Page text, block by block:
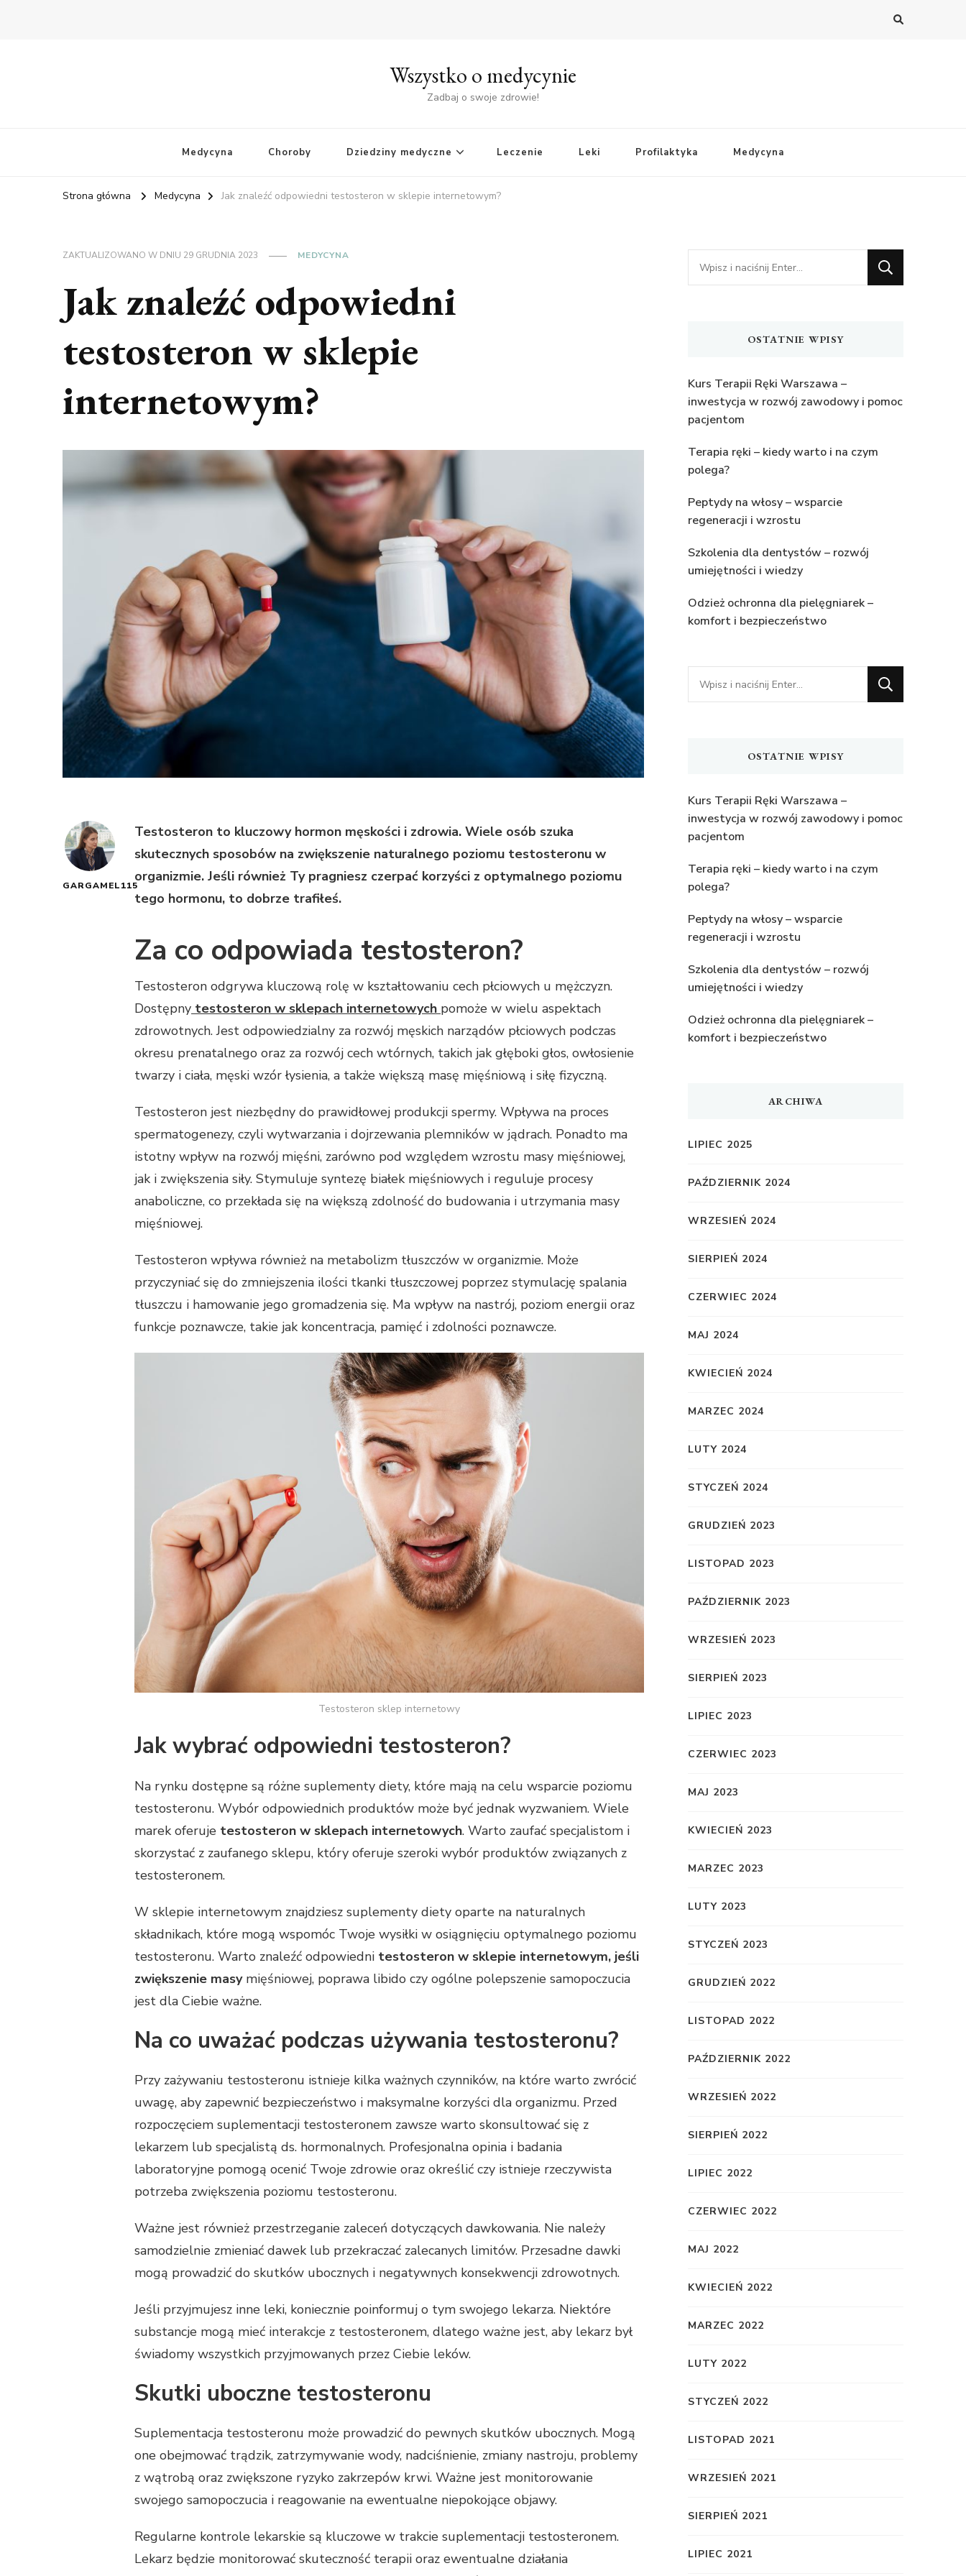
Wszystko o medycynie
Zadbaj o swoje zdrowie!
Medycyna Choroby Dziedziny medyczne Leczenie Leki Profilaktyka Medycyna
Strona główna Medycyna Jak znaleźć odpowiedni testosteron w sklepie internetowym?
ZAKTUALIZOWANO W DNIU 29 GRUDNIA 2023 MEDYCYNA
Jak znaleźć odpowiedni
testosteron w sklepie
internetowym?
GARGAMEL115
Testosteron to kluczowy hormon męskości i zdrowia. Wiele osób szuka
skutecznych sposobów na zwiększenie naturalnego poziomu testosteronu w
organizmie. Jeśli również Ty pragniesz czerpać korzyści z optymalnego poziomu
tego hormonu, to dobrze trafiłeś.
Za co odpowiada testosteron?
Testosteron odgrywa kluczową rolę w kształtowaniu cech płciowych u mężczyzn.
Dostępny testosteron w sklepach internetowych pomoże w wielu aspektach
zdrowotnych. Jest odpowiedzialny za rozwój męskich narządów płciowych podczas
okresu prenatalnego oraz za rozwój cech wtórnych, takich jak głęboki głos, owłosienie
twarzy i ciała, męski wzór łysienia, a także większą masę mięśniową i siłę fizyczną.
Testosteron jest niezbędny do prawidłowej produkcji spermy. Wpływa na proces
spermatogenezy, czyli wytwarzania i dojrzewania plemników w jądrach. Ponadto ma
istotny wpływ na rozwój mięśni, zarówno pod względem wzrostu masy mięśniowej,
jak i zwiększenia siły. Stymuluje syntezę białek mięśniowych i reguluje procesy
anaboliczne, co przekłada się na większą zdolność do budowania i utrzymania masy
mięśniowej.
Testosteron wpływa również na metabolizm tłuszczów w organizmie. Może
przyczyniać się do zmniejszenia ilości tkanki tłuszczowej poprzez stymulację spalania
tłuszczu i hamowanie jego gromadzenia się. Ma wpływ na nastrój, poziom energii oraz
funkcje poznawcze, takie jak koncentracja, pamięć i zdolności poznawcze.
Testosteron sklep internetowy
Jak wybrać odpowiedni testosteron?
Na rynku dostępne są różne suplementy diety, które mają na celu wsparcie poziomu
testosteronu. Wybór odpowiednich produktów może być jednak wyzwaniem. Wiele
marek oferuje testosteron w sklepach internetowych. Warto zaufać specjalistom i
skorzystać z zaufanego sklepu, który oferuje szeroki wybór produktów związanych z
testosteronem.
W sklepie internetowym znajdziesz suplementy diety oparte na naturalnych
składnikach, które mogą wspomóc Twoje wysiłki w osiągnięciu optymalnego poziomu
testosteronu. Warto znaleźć odpowiedni testosteron w sklepie internetowym, jeśli
zwiększenie masymięśniowej, poprawa libido czy ogólne polepszenie samopoczucia
jest dla Ciebie ważne.
Na co uważać podczas używania testosteronu?
Przy zażywaniu testosteronu istnieje kilka ważnych czynników, na które warto zwrócić
uwagę, aby zapewnić bezpieczeństwo i maksymalne korzyści dla organizmu. Przed
rozpoczęciem suplementacji testosteronem zawsze warto skonsultować się z
lekarzem lub specjalistą ds. hormonalnych. Profesjonalna opinia i badania
laboratoryjne pomogą ocenić Twoje zdrowie oraz określić czy istnieje rzeczywista
potrzeba zwiększenia poziomu testosteronu.
Ważne jest również przestrzeganie zaleceń dotyczących dawkowania. Nie należy
samodzielnie zmieniać dawek lub przekraczać zalecanych limitów. Przesadne dawki
mogą prowadzić do skutków ubocznych i negatywnych konsekwencji zdrowotnych.
Jeśli przyjmujesz inne leki, koniecznie poinformuj o tym swojego lekarza. Niektóre
substancje mogą mieć interakcje z testosteronem, dlatego ważne jest, aby lekarz był
świadomy wszystkich przyjmowanych przez Ciebie leków.
Skutki uboczne testosteronu
Suplementacja testosteronu może prowadzić do pewnych skutków ubocznych. Mogą
one obejmować trądzik, zatrzymywanie wody, nadciśnienie, zmiany nastroju, problemy
z wątrobą oraz zwiększone ryzyko zakrzepów krwi. Ważne jest monitorowanie
swojego samopoczucia i reagowanie na ewentualne niepokojące objawy.
Regularne kontrole lekarskie są kluczowe w trakcie suplementacji testosteronem.
Lekarz będzie monitorować skuteczność terapii oraz ewentualne działania
Szukasz
czegoś?
OSTATNIE WPISY
Kurs Terapii Ręki Warszawa –
inwestycja w rozwój zawodowy i pomoc
pacjentom
Terapia ręki – kiedy warto i na czym
polega?
Peptydy na włosy – wsparcie
regeneracji i wzrostu
Szkolenia dla dentystów – rozwój
umiejętności i wiedzy
Odzież ochronna dla pielęgniarek –
komfort i bezpieczeństwo
Szukasz
czegoś?
OSTATNIE WPISY
Kurs Terapii Ręki Warszawa –
inwestycja w rozwój zawodowy i pomoc
pacjentom
Terapia ręki – kiedy warto i na czym
polega?
Peptydy na włosy – wsparcie
regeneracji i wzrostu
Szkolenia dla dentystów – rozwój
umiejętności i wiedzy
Odzież ochronna dla pielęgniarek –
komfort i bezpieczeństwo
ARCHIWA
LIPIEC 2025
PAŹDZIERNIK 2024
WRZESIEŃ 2024
SIERPIEŃ 2024
CZERWIEC 2024
MAJ 2024
KWIECIEŃ 2024
MARZEC 2024
LUTY 2024
STYCZEŃ 2024
GRUDZIEŃ 2023
LISTOPAD 2023
PAŹDZIERNIK 2023
WRZESIEŃ 2023
SIERPIEŃ 2023
LIPIEC 2023
CZERWIEC 2023
MAJ 2023
KWIECIEŃ 2023
MARZEC 2023
LUTY 2023
STYCZEŃ 2023
GRUDZIEŃ 2022
LISTOPAD 2022
PAŹDZIERNIK 2022
WRZESIEŃ 2022
SIERPIEŃ 2022
LIPIEC 2022
CZERWIEC 2022
MAJ 2022
KWIECIEŃ 2022
MARZEC 2022
LUTY 2022
STYCZEŃ 2022
LISTOPAD 2021
WRZESIEŃ 2021
SIERPIEŃ 2021
LIPIEC 2021